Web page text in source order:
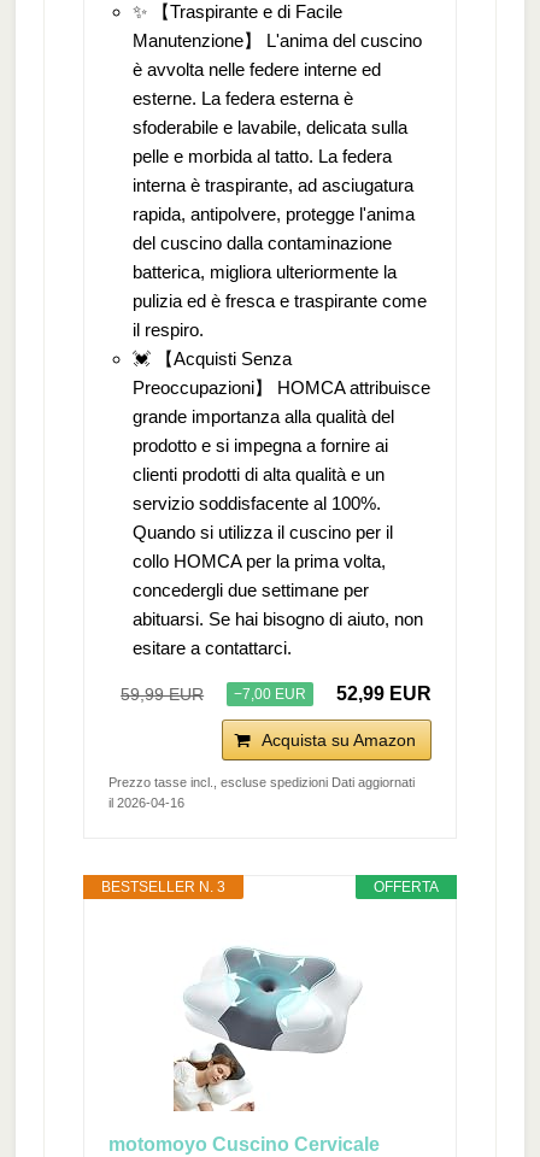
✨ 【Traspirante e di Facile
Manutenzione】 L'anima del cuscino
è avvolta nelle federe interne ed
esterne. La federa esterna è
sfoderabile e lavabile, delicata sulla
pelle e morbida al tatto. La federa
interna è traspirante, ad asciugatura
rapida, antipolvere, protegge l'anima
del cuscino dalla contaminazione
batterica, migliora ulteriormente la
pulizia ed è fresca e traspirante come
il respiro.
💓 【Acquisti Senza
Preoccupazioni】 HOMCA attribuisce
grande importanza alla qualità del
prodotto e si impegna a fornire ai
clienti prodotti di alta qualità e un
servizio soddisfacente al 100%.
Quando si utilizza il cuscino per il
collo HOMCA per la prima volta,
concedergli due settimane per
abituarsi. Se hai bisogno di aiuto, non
esitare a contattarci.
59,99 EUR −7,00 EUR 52,99 EUR
Acquista su Amazon
Prezzo tasse incl., escluse spedizioni Dati aggiornati
il 2026-04-16
OFFERTA
BESTSELLER N. 3
motomoyo Cuscino Cervicale